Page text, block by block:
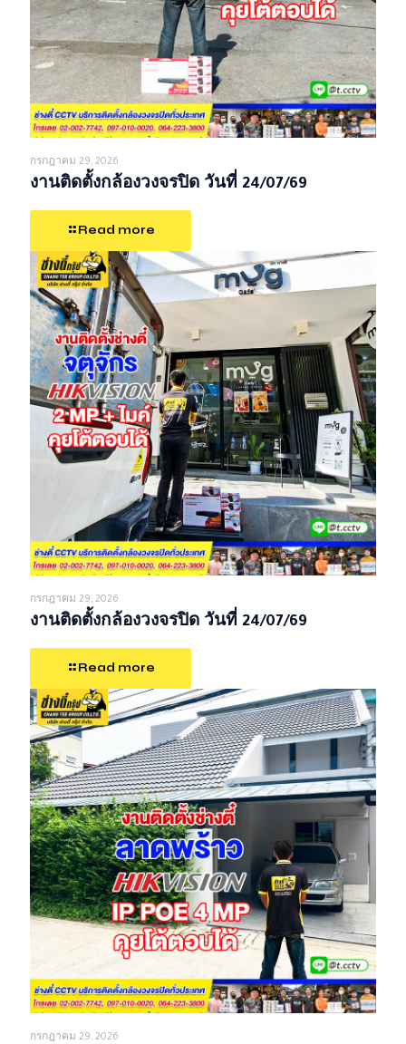
กรกฎาคม 29, 2026
งานติดตั้งกล้องวงจรปิด วันที่ 24/07/69
Read more
กรกฎาคม 29, 2026
งานติดตั้งกล้องวงจรปิด วันที่ 24/07/69
Read more
กรกฎาคม 29, 2026